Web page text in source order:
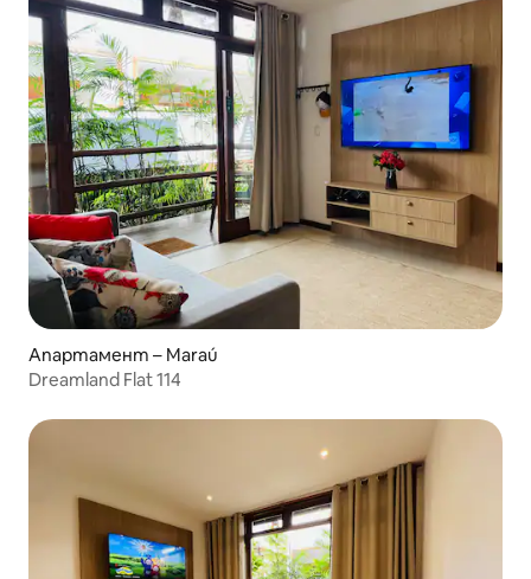
Апартамент – Maraú
Dreamland Flat 114